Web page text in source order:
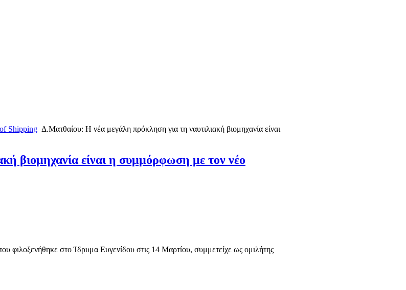
Shipping Δ.Ματθαίου: Η νέα μεγάλη πρόκληση για τη ναυτιλιακή βιομηχανία είναι
βιομηχανία είναι η συμμόρφωση με τον νέο
στο Ίδρυμα Ευγενίδου στις 14 Μαρτίου, συμμετείχε ως ομιλήτης